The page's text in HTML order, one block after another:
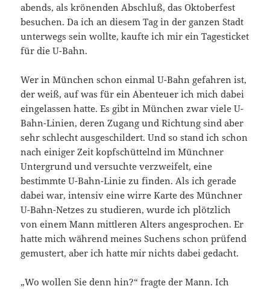
abends, als krönenden Abschluß, das Oktoberfest
besuchen. Da ich an diesem Tag in der ganzen Stadt
unterwegs sein wollte, kaufte ich mir ein Tagesticket
für die U-Bahn.
Wer in München schon einmal U-Bahn gefahren ist,
der weiß, auf was für ein Abenteuer ich mich dabei
eingelassen hatte. Es gibt in München zwar viele U-
Bahn-Linien, deren Zugang und Richtung sind aber
sehr schlecht ausgeschildert. Und so stand ich schon
nach einiger Zeit kopfschüttelnd im Münchner
Untergrund und versuchte verzweifelt, eine
bestimmte U-Bahn-Linie zu finden. Als ich gerade
dabei war, intensiv eine wirre Karte des Münchner
U-Bahn-Netzes zu studieren, wurde ich plötzlich
von einem Mann mittleren Alters angesprochen. Er
hatte mich während meines Suchens schon prüfend
gemustert, aber ich hatte mir nichts dabei gedacht.
„Wo wollen Sie denn hin?“ fragte der Mann. Ich